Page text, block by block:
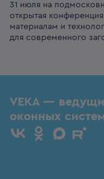
31 июля на
открытая
материалам и
для современного
VEKA —
оконных